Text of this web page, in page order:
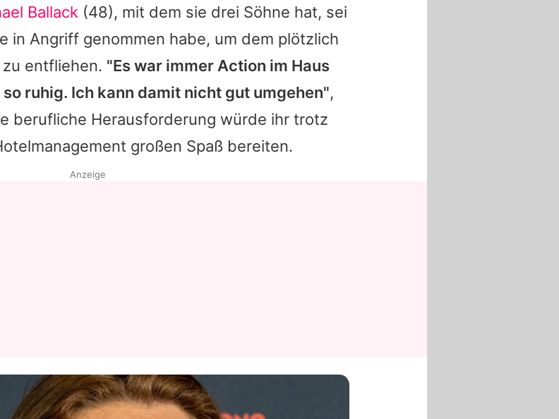
Team
Redaktionelle Richtlinien
Impressum
Datenschutzerklärung
Nutzungsbedingungen
Utiq verwalten
Ballack (48), mit dem sie drei Söhne hat, sei
in Angriff genommen habe, um dem plötzlich
entfliehen. "Es war immer Action im Haus
ruhig. Ich kann damit nicht gut umgehen",
berufliche Herausforderung würde ihr trotz
großen Spaß bereiten.
Anzeige